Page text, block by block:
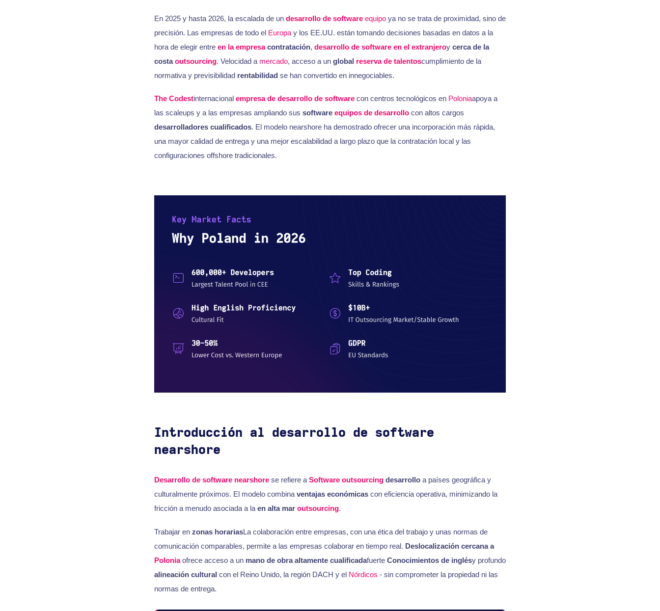
En 2025 y hasta 2026, la escalada de un desarrollo de software equipoya no se trata de proximidad, sino de
precisión. Las empresas de todo el Europay los EE.UU. están tomando decisiones basadas en datos a la
hora de elegir entre en la empresacontratación, desarrollo de software en el extranjeroy cerca de la
costaoutsourcing. Velocidad a mercado, acceso a un global reserva de talentoscumplimiento de la
normativa y previsibilidad rentabilidad se han convertido en innegociables.
The Codestinternacional empresa de desarrollo de softwarecon centros tecnológicos en Poloniaapoya a
las scaleups y a las empresas ampliando sus software equipos de desarrollocon altos cargos
desarrolladores cualificados. El modelo nearshore ha demostrado ofrecer una incorporación más rápida,
una mayor calidad de entrega y una mejor escalabilidad a largo plazo que la contratación local y las
configuraciones offshore tradicionales.
Introducción al desarrollo de software
nearshore
Desarrollo de software nearshorese refiere a Software outsourcingdesarrolloa países geográfica y
culturalmente próximos. El modelo combina ventajas económicascon eficiencia operativa, minimizando la
fricción a menudo asociada a la en alta mar outsourcing.
Trabajar en zonas horariasLa colaboración entre empresas, con una ética del trabajo y unas normas de
comunicación comparables, permite a las empresas colaborar en tiempo real. Deslocalización cercana a
Poloniaofrece acceso a un mano de obra altamente cualificadafuerte Conocimientos de inglésy profundo
alineación cultural con el Reino Unido, la región DACH y el Nórdicos - sin comprometer la propiedad ni las
normas de entrega.